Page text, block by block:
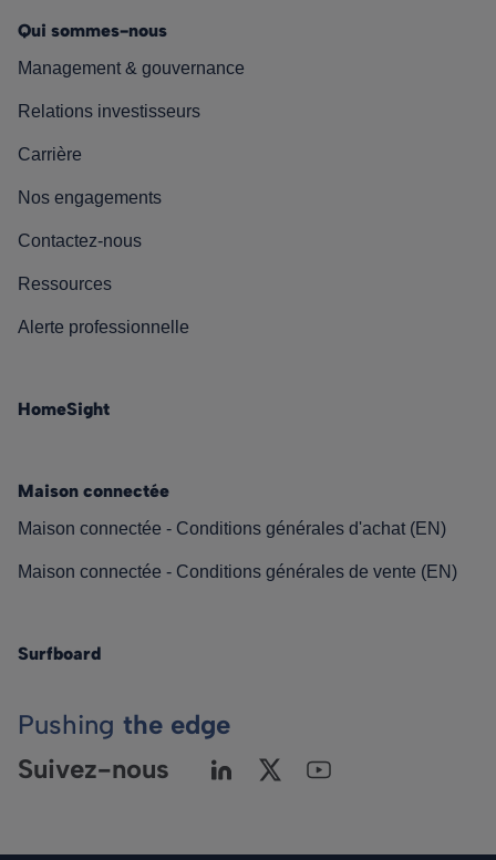
Qui sommes-nous
Management & gouvernance
Relations investisseurs
Carrière
Nos engagements
Contactez-nous
Ressources
Alerte professionnelle
HomeSight
Maison connectée
Maison connectée - Conditions générales d'achat (EN)
Maison connectée - Conditions générales de vente (EN)
Surfboard
Pushing the edge
Suivez-nous